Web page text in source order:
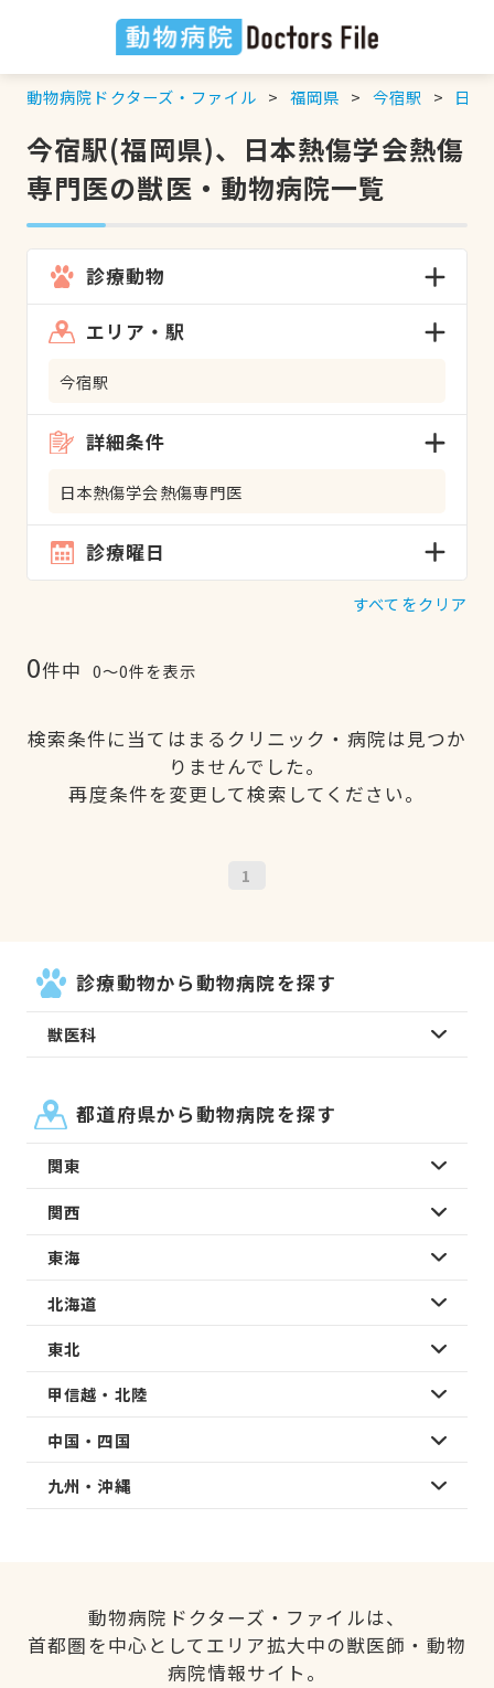
動物病院ドクターズ・ファイル 福岡県 今宿駅 日本
今宿駅(福岡県)、日本熱傷学会熱傷
専門医の獣医・動物病院一覧
診療動物
エリア・駅
今宿駅
詳細条件
日本熱傷学会熱傷専門医
診療曜日
すべてをクリア
0件中 0〜0件を表示
検索条件に当てはまるクリニック・病院は見つか
りませんでした。
再度条件を変更して検索してください。
1
診療動物から動物病院を探す
獣医科
都道府県から動物病院を探す
関東
関西
東海
北海道
東北
甲信越・北陸
中国・四国
九州・沖縄
動物病院ドクターズ・ファイルは、
首都圏を中心としてエリア拡大中の獣医師・動物
病院情報サイト。